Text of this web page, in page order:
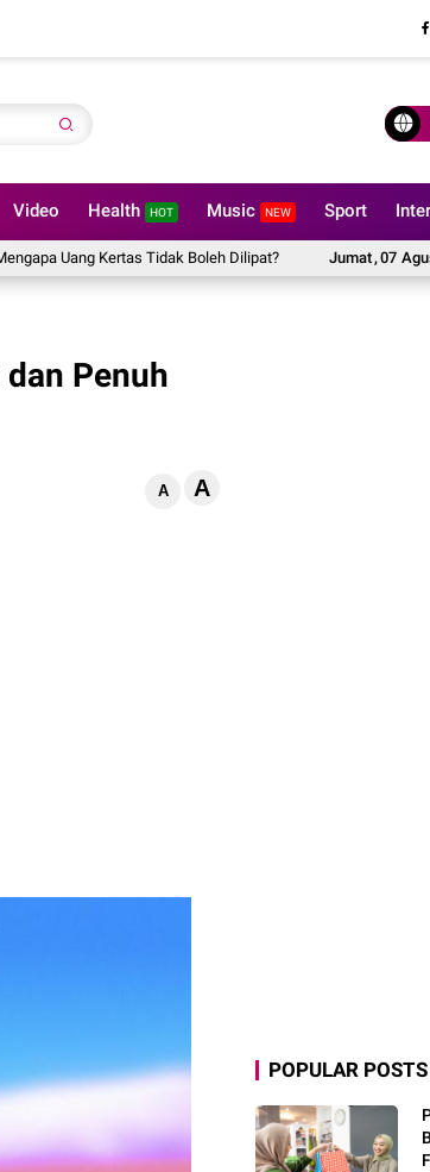
Video Health HOT Music NEW Sport
Jumat,07
Kertas Tidak Boleh Dilipat? Hal yang Harus
Penuh
A A
POPULAR POSTS